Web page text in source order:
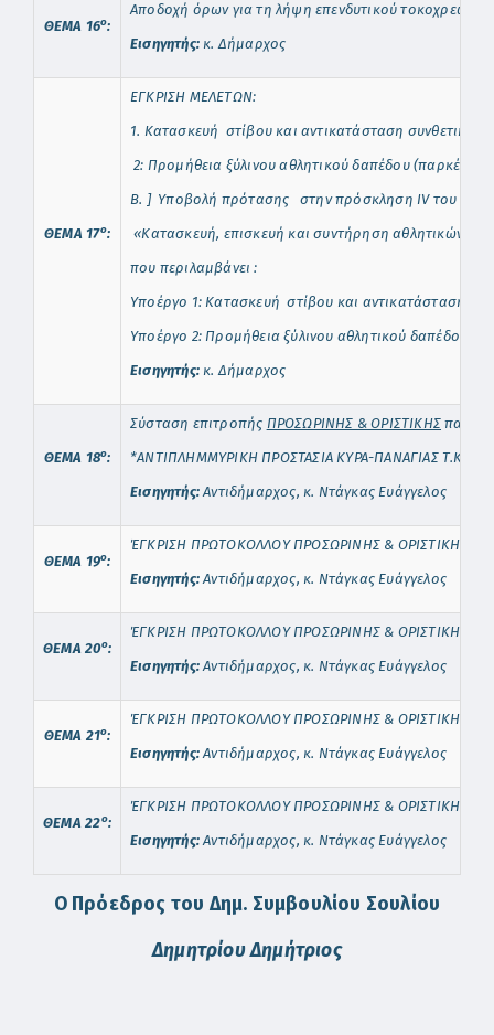
ΘΕΜΑ 16o:
Αποδοχή όρων για τη λήψη επενδυτικού
Εισηγητής: κ. Δήμαρχος
ΘΕΜΑ 17o:
ΕΓΚΡΙΣΗ ΜΕΛΕΤΩΝ:
1. Κατασκευή στίβου και αντικατάσταση
2: Προμήθεια ξύλινου αθλητικού δαπέδου (παρκέ)
Β. ]Υποβολή πρότασης στην πρόσκλησηIVτου
«Κατασκευή, επισκευή και συντήρηση αθλητικών
που περιλαμβάνει :
Υποέργο 1: Κατασκευή στίβου και αντικατάσταση
Yποέργο 2: Προμήθεια ξύλινου αθλητικού δαπέδου
Εισηγητής: κ. Δήμαρχος
ΘΕΜΑ 18o:
Σύσταση επιτροπής ΠΡΟΣΩΡΙΝΗΣ & ΟΡΙΣΤΙΚΗΣ
*ΑΝΤΙΠΛΗΜΜΥΡΙΚΗ ΠΡΟΣΤΑΣΙΑ ΚΥΡΑ-ΠΑΝΑΓΙΑΣ Τ.Κ.
Εισηγητής:Αντιδήμαρχος, κ. Ντάγκας Ευάγγελος
ΘΕΜΑ 19o:
ΈΓΚΡΙΣΗ ΠΡΩΤΟΚΟΛΛΟΥ ΠΡΟΣΩΡΙΝΗΣ & ΟΡΙΣΤΙΚΗΣ
Εισηγητής:Αντιδήμαρχος, κ. Ντάγκας Ευάγγελος
ΘΕΜΑ 20o:
ΈΓΚΡΙΣΗ ΠΡΩΤΟΚΟΛΛΟΥ ΠΡΟΣΩΡΙΝΗΣ & ΟΡΙΣΤΙΚΗΣ
Εισηγητής:Αντιδήμαρχος, κ. Ντάγκας Ευάγγελος
ΘΕΜΑ 21o:
ΈΓΚΡΙΣΗ ΠΡΩΤΟΚΟΛΛΟΥ ΠΡΟΣΩΡΙΝΗΣ & ΟΡΙΣΤΙΚΗΣ
Εισηγητής:Αντιδήμαρχος, κ. Ντάγκας Ευάγγελος
ΘΕΜΑ 22o:
ΈΓΚΡΙΣΗ ΠΡΩΤΟΚΟΛΛΟΥ ΠΡΟΣΩΡΙΝΗΣ & ΟΡΙΣΤΙΚΗΣ
Εισηγητής:Αντιδήμαρχος, κ. Ντάγκας Ευάγγελος
Ο Πρόεδρος του Δημ. Συμβουλίου Σουλίου
Δημητρίου Δημήτριος